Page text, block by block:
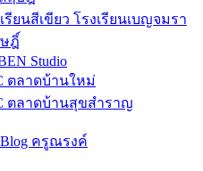
รียนสีเขียว โรงเรียนเบญจมรา
ฎิ์
Studio
ตลาดบ้านใหม่
ตลาดบ้านสุขสำราญ
ครูณรงค์